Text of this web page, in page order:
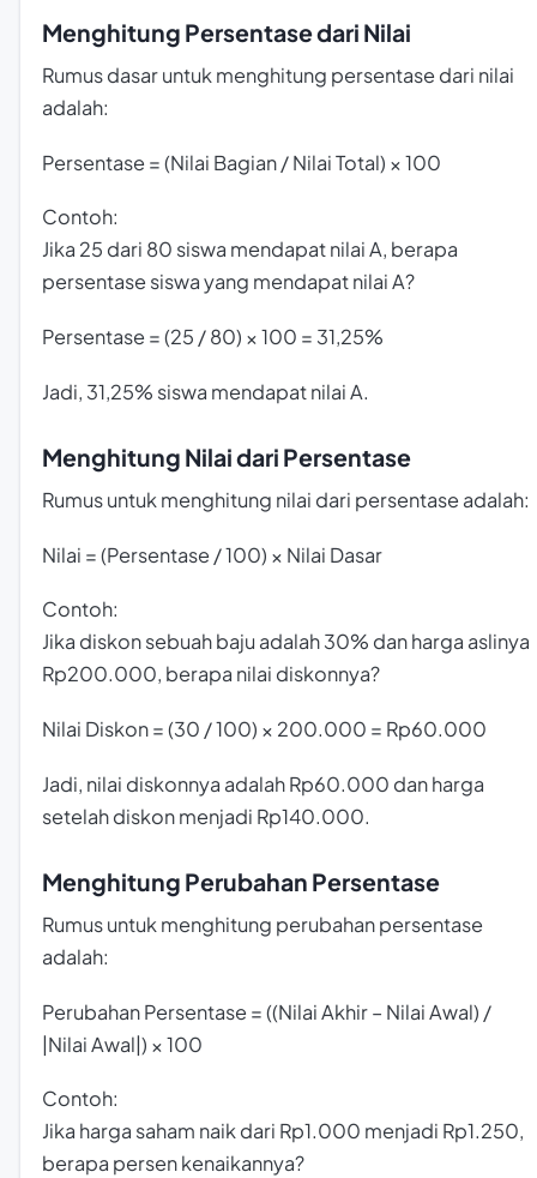
Menghitung Persentase dari Nilai
Rumus dasar untuk menghitung persentase dari nilai
adalah:
Persentase = (Nilai Bagian / Nilai Total) × 100
Contoh:
Jika 25 dari 80 siswa mendapat nilai A, berapa
persentase siswa yang mendapat nilai A?
Persentase = (25 / 80) × 100 = 31,25%
Jadi, 31,25% siswa mendapat nilai A.
Menghitung Nilai dari Persentase
Rumus untuk menghitung nilai dari persentase adalah:
Nilai = (Persentase / 100) × Nilai Dasar
Contoh:
Jika diskon sebuah baju adalah 30% dan harga aslinya
Rp200.000, berapa nilai diskonnya?
Nilai Diskon = (30 / 100) × 200.000 = Rp60.000
Jadi, nilai diskonnya adalah Rp60.000 dan harga
setelah diskon menjadi Rp140.000.
Menghitung Perubahan Persentase
Rumus untuk menghitung perubahan persentase
adalah:
Perubahan Persentase = ((Nilai Akhir – Nilai Awal) /
|Nilai Awal|) × 100
Contoh:
Jika harga saham naik dari Rp1.000 menjadi Rp1.250,
berapa persen kenaikannya?